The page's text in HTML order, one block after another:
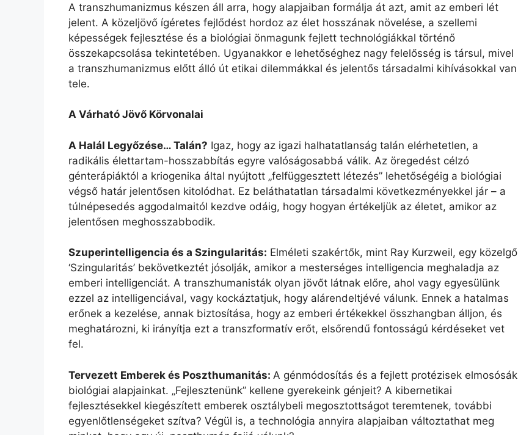
A transzhumanizmus készen áll arra, hogy alapjaiban formálja át azt, amit az emberi lét
jelent. A közeljövő ígéretes fejlődést hordoz az élet hosszának növelése, a szellemi
képességek fejlesztése és a biológiai önmagunk fejlett technológiákkal történő
összekapcsolása tekintetében. Ugyanakkor e lehetőséghez nagy felelősség is társul, mivel
a transzhumanizmus előtt álló út etikai dilemmákkal és jelentős társadalmi kihívásokkal van
tele.
A Várható Jövő Körvonalai
A Halál Legyőzése… Talán? Igaz, hogy az igazi halhatatlanság talán elérhetetlen, a
radikális élettartam-hosszabbítás egyre valóságosabbá válik. Az öregedést célzó
génterápiáktól a kriogenika által nyújtott „felfüggesztett létezés” lehetőségéig a biológiai
végső határ jelentősen kitolódhat. Ez beláthatatlan társadalmi következményekkel jár – a
túlnépesedés aggodalmaitól kezdve odáig, hogy hogyan értékeljük az életet, amikor az
jelentősen meghosszabbodik.
Szuperintelligencia és a Szingularitás: Elméleti szakértők, mint Ray Kurzweil, egy közelgő
‘Szingularitás’ bekövetkeztét jósolják, amikor a mesterséges intelligencia meghaladja az
emberi intelligenciát. A transzhumanisták olyan jövőt látnak előre, ahol vagy egyesülünk
ezzel az intelligenciával, vagy kockáztatjuk, hogy alárendeltjévé válunk. Ennek a hatalmas
erőnek a kezelése, annak biztosítása, hogy az emberi értékekkel összhangban álljon, és
meghatározni, ki irányítja ezt a transzformatív erőt, elsőrendű fontosságú kérdéseket vet
fel.
Tervezett Emberek és Poszthumanitás: A génmódosítás és a fejlett protézisek elmosósák
biológiai alapjainkat. „Fejlesztenünk” kellene gyerekeink génjeit? A kibernetikai
fejlesztésekkel kiegészített emberek osztálybeli megosztottságot teremtenek, további
egyenlőtlenségeket szítva? Végül is, a technológia annyira alapjaiban változtathat meg